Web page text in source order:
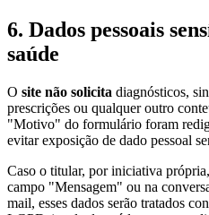
6. Dados pessoais
saúde
O site não solicita diagnósticos,
prescrições ou qualquer outro
"Motivo" do formulário foram
evitar exposição de dado pessoal
Caso o titular, por iniciativa
campo "Mensagem" ou na
mail, esses dados serão tratados